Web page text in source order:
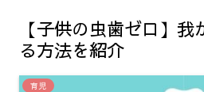
【子供の虫歯ゼロ】
る方法を紹介
育児